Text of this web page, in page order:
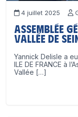
4 juillet 2025
Assemblée
Vallée de
Yannick Delisle a
ILE DE FRANCE à
Vallée […]